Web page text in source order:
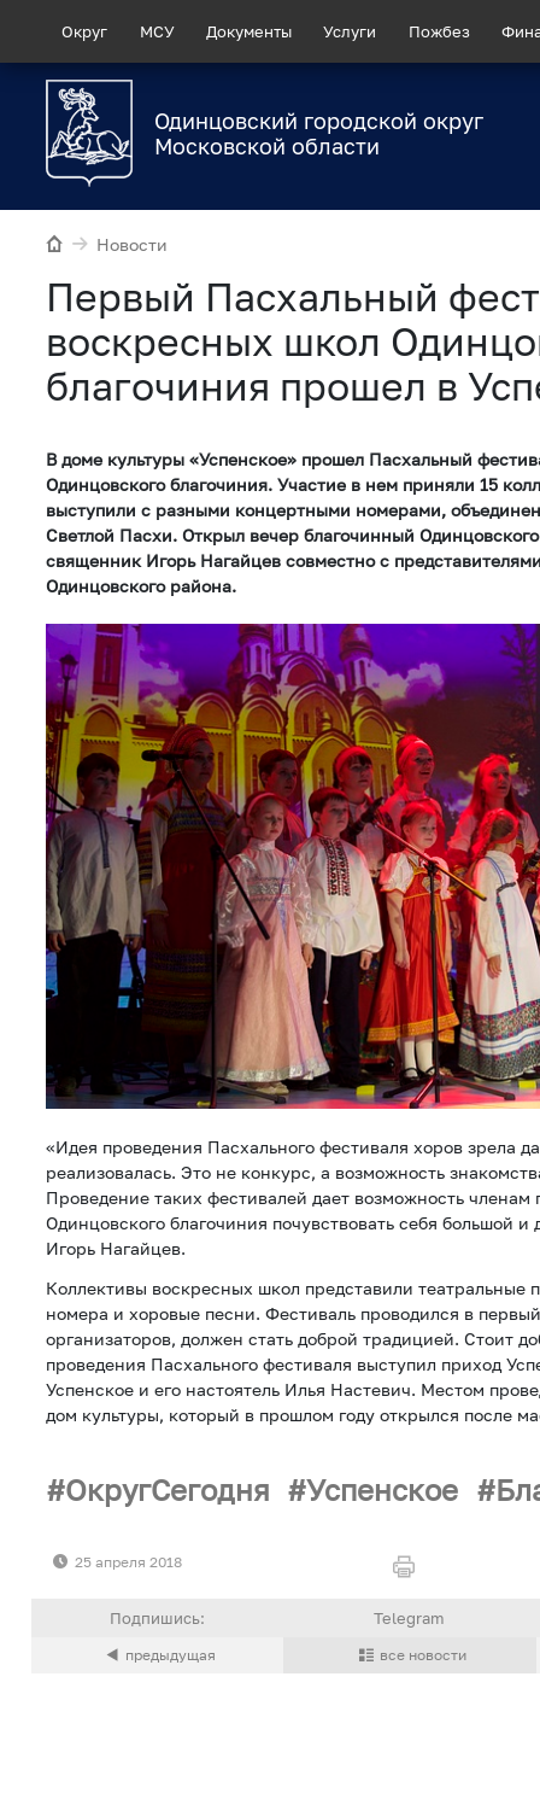
Округ МСУ Документы Услуги Пожбез
Одинцовский городской округ
Московской области
Новости
Первый Пасхальный
воскресных школ
благочиния прошел в
В доме культуры «Успенское» прошел Пасхальный
Одинцовского благочиния. Участие в нем приняли 15
выступили с разными концертными номерами,
Светлой Пасхи. Открыл вечер благочинный
священник Игорь Нагайцев совместно с
Одинцовского района.
«Идея проведения Пасхального фестиваля хоров зрела
реализовалась. Это не конкурс, а возможность
Проведение таких фестивалей дает возможность членам
Одинцовского благочиния почувствовать себя большой
Игорь Нагайцев.
Коллективы воскресных школ представили театральные
номера и хоровые песни. Фестиваль проводился в
организаторов, должен стать доброй традицией. Стоит
проведения Пасхального фестиваля выступил приход
Успенское и его настоятель Илья Настевич. Местом
дом культуры, который в прошлом году открылся после
ОкругСегодня Успенское
25 апреля 2018